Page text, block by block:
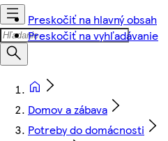
Preskočiť na hlavný obsah
Preskočiť na vyhľadávanie
Domov a zábava
Potreby do domácnosti